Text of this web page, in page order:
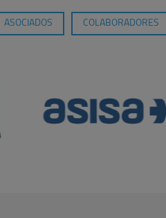
ASOCIADOS COLABORADORES